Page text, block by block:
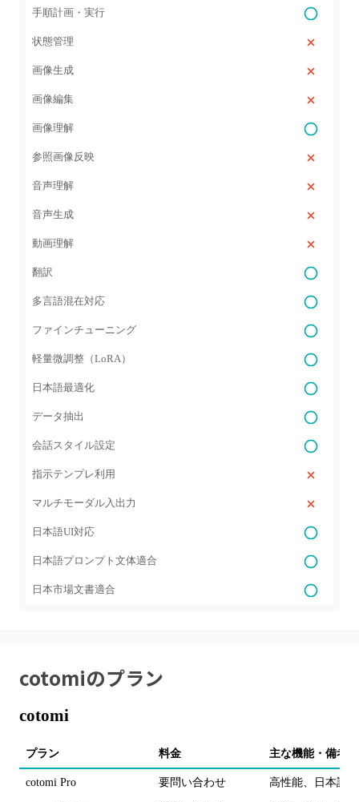
手順計画・実行
状態管理
画像生成
画像編集
画像理解
参照画像反映
音声理解
音声生成
動画理解
翻訳
多言語混在対応
ファインチューニング
軽量微調整（LoRA）
日本語最適化
データ抽出
会話スタイル設定
指示テンプレ利用
マルチモーダル入出力
日本語UI対応
日本語プロンプト文体適合
日本市場文書適合
cotomiのプラン
cotomi
プラン 料金 主な機能・備考
cotomi Pro 要問い合わせ 高性能、日本語